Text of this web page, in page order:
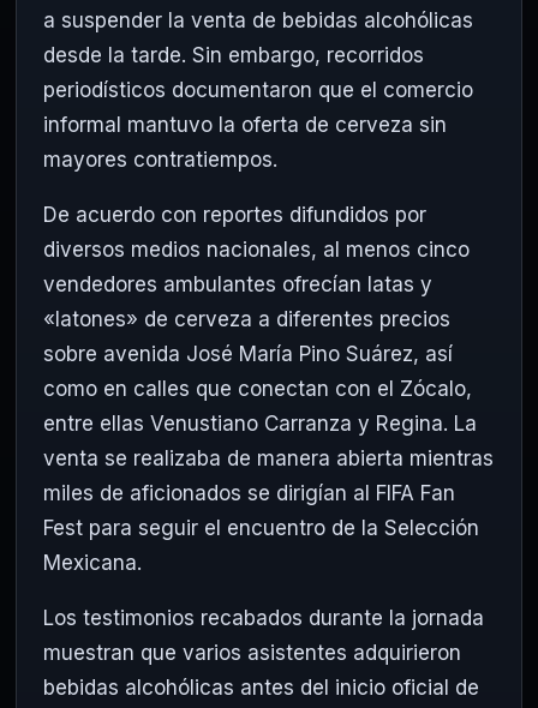
a suspender la venta de bebidas alcohólicas
desde la tarde. Sin embargo, recorridos
periodísticos documentaron que el comercio
informal mantuvo la oferta de cerveza sin
mayores contratiempos.
De acuerdo con reportes difundidos por
diversos medios nacionales, al menos cinco
vendedores ambulantes ofrecían latas y
«latones» de cerveza a diferentes precios
sobre avenida José María Pino Suárez, así
como en calles que conectan con el Zócalo,
entre ellas Venustiano Carranza y Regina. La
venta se realizaba de manera abierta mientras
miles de aficionados se dirigían al FIFA Fan
Fest para seguir el encuentro de la Selección
Mexicana.
Los testimonios recabados durante la jornada
muestran que varios asistentes adquirieron
bebidas alcohólicas antes del inicio oficial de